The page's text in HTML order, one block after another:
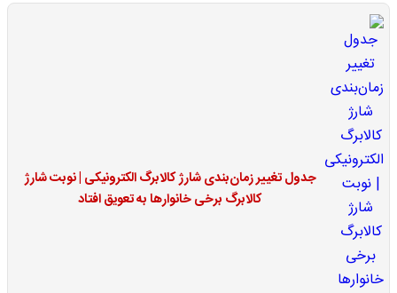
جدول تغییر زمان‌بندی شارژ کالابرگ الکترونیکی | نوبت شارژ
کالابرگ برخی خانوارها به تعویق افتاد